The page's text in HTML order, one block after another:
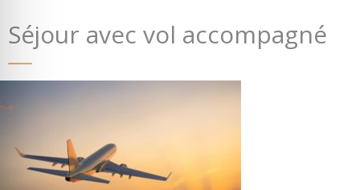
Séjour avec vol accompagné